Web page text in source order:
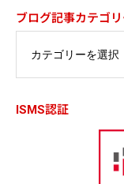
ブログ記事カテゴ
ISMS認証